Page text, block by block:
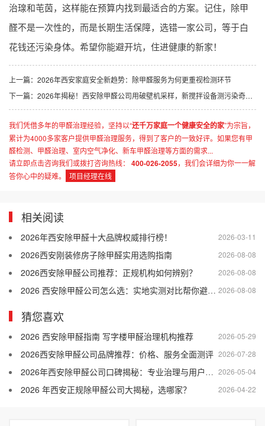
治瑔和芚茵，这样能在预算内找到最适合的方案。记住，除甲
醛不是一次性的，而是长期生活保障，选错一家公司，等于白
花钱还污染身体。希望你能避开坑，住进健康的新家！
上一篇： 2026年西安家庭安全新趋势：除甲醛服务为何更重视检测环节
下一篇： 2026年揭秘！西安除甲醛公司用破壁机采样，新搅拌设备测污染奇招曝光
我们凭借多年的甲醛治理经验，坚持以“还千万家庭一个健康安全的家”为宗旨，
累计为4000多家客户提供甲醛治理服务，得到了客户的一致好评。如果您有甲
醛检测、甲醛治理、室内空气净化、新车甲醛治理等方面的需求...
请立即点击咨询我们或拨打咨询热线：
400-026-2055，我们会详细为你一一解
答你心中的疑难。
项目经理在线
相关阅读
2026-03-11
2026年西安除甲醛十大品牌权威排行榜！
2026-08-08
2026西安刚装修房子除甲醛实用选购指南
2026-08-08
2026西安除甲醛公司推荐：正规机构如何辨别？
2026-08-08
2026 西安除甲醛公司怎么选：实地实测对比帮你避开差商家
猜您喜欢
2026-05-29
2026 西安除甲醛指南 写字楼甲醛治理机构推荐
2026-07-28
2026西安除甲醛公司品牌推荐：价格、服务全面测评
2026-05-04
2026年西安除甲醛公司口碑揭秘：专业治理与用户好评的双重保障
2026-04-22
2026 年西安正规除甲醛公司大揭秘，选哪家？